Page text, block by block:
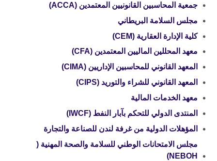
جمعية المحاسبين القانونيين المعتمدين (ACCA)
مجلس السلامة البريطاني
كلية الإدارة العقارية (CEM)
معهد المحللين الماليين المعتمدين (CFA)
المعهد القانوني للمحاسبين الإداريين (CIMA)
المعهد القانوني للشراء والتوريد (CIPS)
معهد الخدمات المالية
المنتدى الدولي للتحكم بآبار النفط (IWCF)
المؤهلات الدولية من غرفة لندن للصناعة والتجارة
مجلس الامتحانات الوطني للسلامة والصحة المهنية (
NEBOH)